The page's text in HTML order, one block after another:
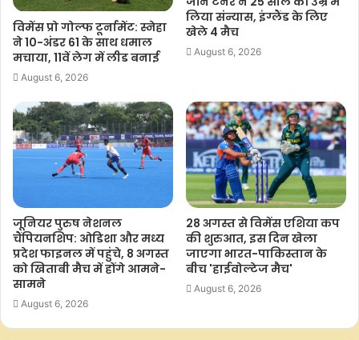
विमेंस प्रो गोल्फ टूर्नामेंट: स्नेहा
ने 10-अंडर 61 के साथ धमाल
मचाया, 11वें लेग में लीड बनाई
August 6, 2026
लिया संन्यास, इंग्लैंड के लिए
खेले 4 मैच
August 6, 2026
जूनियर पुरुष नेशनल
चैंपियनशिप: ओडिशा और मध्य
प्रदेश फाइनल में पहुंचे, 8 अगस्त
को खिताबी मैच में होंगे आमने-
सामने
August 6, 2026
28 अगस्त से विमेंस एशिया कप
की शुरुआत, इस दिन खेला
जाएगा भारत-पाकिस्तान के
बीच 'हाईवोल्टेज मैच'
August 6, 2026